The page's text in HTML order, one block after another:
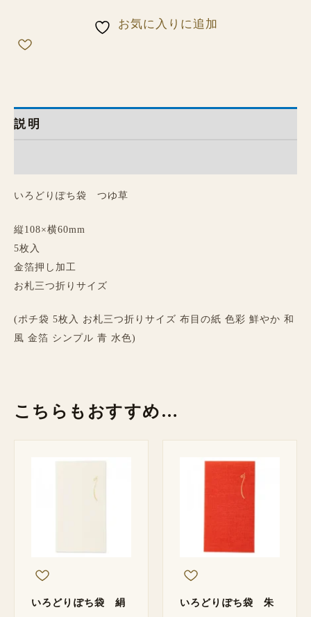
お気に入りに追加
説明
いろどりぽち袋 つゆ草
縦108×横60mm
5枚入
金箔押し加工
お札三つ折りサイズ
(ポチ袋 5枚入 お札三つ折りサイズ 布目の紙 色彩 鮮やか 和
風 金箔 シンプル 青 水色)
こちらもおすすめ…
いろどりぽち袋 絹 いろどりぽち袋 朱